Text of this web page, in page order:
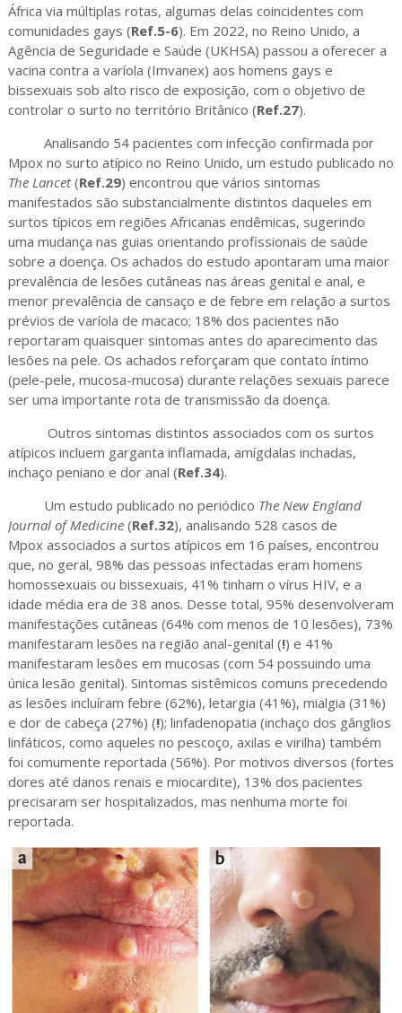
África via múltiplas rotas, algumas delas coincidentes com
comunidades gays (Ref.5-6). Em 2022, no Reino Unido, a
Agência de Seguridade e Saúde (UKHSA) passou a oferecer a
vacina contra a varíola (Imvanex) aos homens gays e
bissexuais sob alto risco de exposição, com o objetivo de
controlar o surto no território Britânico (Ref.27).
Analisando 54 pacientes com infecção confirmada por
Mpox no surto atípico no Reino Unido, um estudo publicado no
The Lancet(Ref.29) encontrou que vários sintomas
manifestados são substancialmente distintos daqueles em
surtos típicos em regiões Africanas endêmicas, sugerindo
uma mudança nas guias orientando profissionais de saúde
sobre a doença. Os achados do estudo apontaram uma maior
prevalência de lesões cutâneas nas áreas genital e anal, e
menor prevalência de cansaço e de febre em relação a surtos
prévios de varíola de macaco; 18% dos pacientes não
reportaram quaisquer sintomas antes do aparecimento das
lesões na pele. Os achados reforçaram que contato íntimo
(pele-pele, mucosa-mucosa) durante relações sexuais parece
ser uma importante rota de transmissão da doença.
Outros sintomas distintos associados com os surtos
atípicos incluem garganta inflamada, amígdalas inchadas,
inchaço peniano e dor anal (Ref.34).
Um estudo publicado no periódico The New England
Journal of Medicine(Ref.32), analisando 528 casos de
Mpox associados a surtos atípicos em 16 países, encontrou
que, no geral, 98% das pessoas infectadas eram homens
homossexuais ou bissexuais, 41% tinham o vírus HIV, e a
idade média era de 38 anos. Desse total, 95% desenvolveram
manifestações cutâneas (64% com menos de 10 lesões), 73%
manifestaram lesões na região anal-genital (!) e 41%
manifestaram lesões em mucosas (com 54 possuindo uma
única lesão genital). Sintomas sistêmicos comuns precedendo
as lesões incluíram febre (62%), letargia (41%), mialgia (31%)
e dor de cabeça (27%) (!); linfadenopatia (inchaço dos gânglios
linfáticos, como aqueles no pescoço, axilas e virilha) também
foi comumente reportada (56%). Por motivos diversos (fortes
dores até danos renais e miocardite), 13% dos pacientes
precisaram ser hospitalizados, mas nenhuma morte foi
reportada.